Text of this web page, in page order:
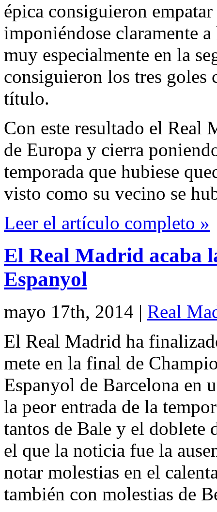
épica consiguieron
imponiéndose claramente
muy especialmente en la
consiguieron los tres goles
título.
Con este resultado el Real
de Europa y cierra
temporada que hubiese
visto como su vecino se
Leer el artículo completo »
El Real Madrid acaba
Espanyol
mayo 17th, 2014 | Real
El Real Madrid ha
mete en la final de
Espanyol de Barcelona en
la peor entrada de la
tantos de Bale y el doblete
el que la noticia fue la
notar molestias en el
también con molestias de